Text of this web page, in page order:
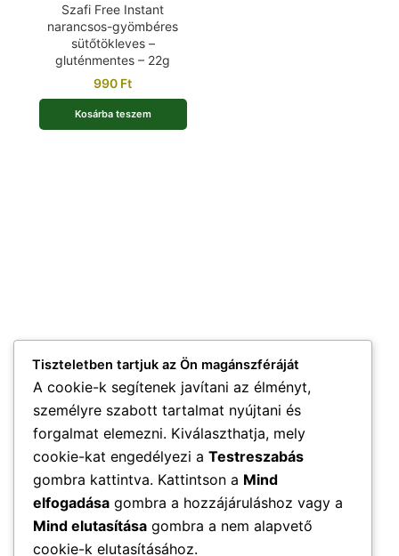
Szafi Free Instant
narancsos-gyömbéres
sütőtökleves –
gluténmentes – 22g
990 Ft
Kosárba teszem
Tiszteletben tartjuk az Ön magánszféráját
A cookie-k segítenek javítani az élményt,
személyre szabott tartalmat nyújtani és
forgalmat elemezni. Kiválaszthatja, mely
cookie-kat engedélyezi a Testreszabás
gombra kattintva. Kattintson a Mind
elfogadása gombra a hozzájáruláshoz vagy a
Mind elutasítása gombra a nem alapvető
cookie-k elutasításához.